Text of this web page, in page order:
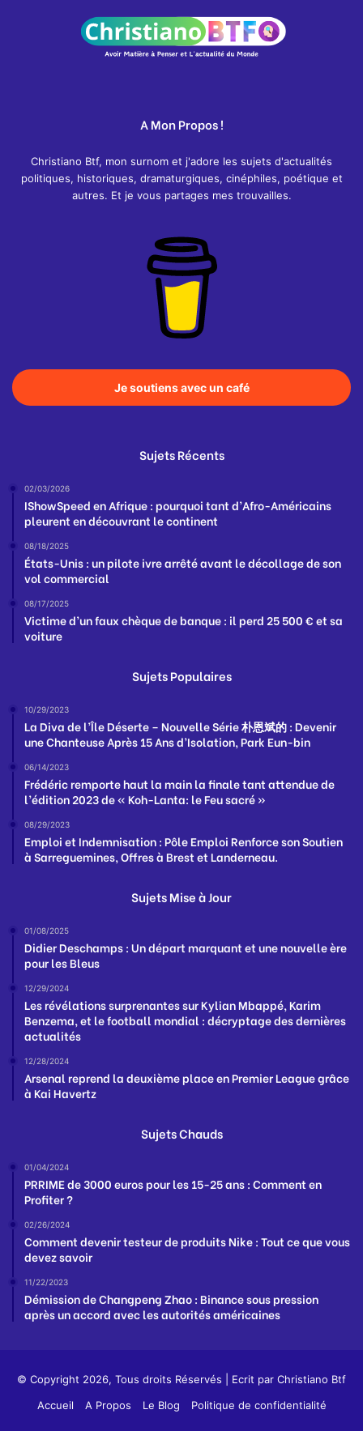
A Mon Propos !
Christiano Btf, mon surnom et j'adore les sujets d'actualités
politiques, historiques, dramaturgiques, cinéphiles, poétique et
autres. Et je vous partages mes trouvailles.
Je soutiens avec un café
Sujets Récents
02/03/2026
IShowSpeed en Afrique : pourquoi tant d’Afro-Américains
pleurent en découvrant le continent
08/18/2025
États-Unis : un pilote ivre arrêté avant le décollage de son
vol commercial
08/17/2025
Victime d’un faux chèque de banque : il perd 25 500 € et sa
voiture
Sujets Populaires
10/29/2023
La Diva de l’Île Déserte – Nouvelle Série 朴恩斌的 : Devenir
une Chanteuse Après 15 Ans d’Isolation, Park Eun-bin
06/14/2023
Frédéric remporte haut la main la finale tant attendue de
l’édition 2023 de « Koh-Lanta: le Feu sacré »
08/29/2023
Emploi et Indemnisation : Pôle Emploi Renforce son Soutien
à Sarreguemines, Offres à Brest et Landerneau.
Sujets Mise à Jour
01/08/2025
Didier Deschamps : Un départ marquant et une nouvelle ère
pour les Bleus
12/29/2024
Les révélations surprenantes sur Kylian Mbappé, Karim
Benzema, et le football mondial : décryptage des dernières
actualités
12/28/2024
Arsenal reprend la deuxième place en Premier League grâce
à Kai Havertz
Sujets Chauds
01/04/2024
PRRIME de 3000 euros pour les 15-25 ans : Comment en
Profiter ?
02/26/2024
Comment devenir testeur de produits Nike : Tout ce que vous
devez savoir
11/22/2023
Démission de Changpeng Zhao : Binance sous pression
après un accord avec les autorités américaines
© Copyright 2026, Tous droits Réservés | Ecrit par Christiano Btf
Accueil
A Propos Le Blog Politique de confidentialité